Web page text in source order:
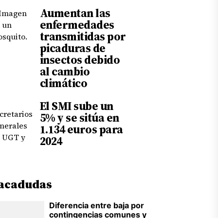
Aumentan las
enfermedades
transmitidas por
picaduras de
insectos debido
al cambio
climático
El SMI sube un
5% y se sitúa en
1.134 euros para
2024
Diferencia entre baja por
contingencias comunes y